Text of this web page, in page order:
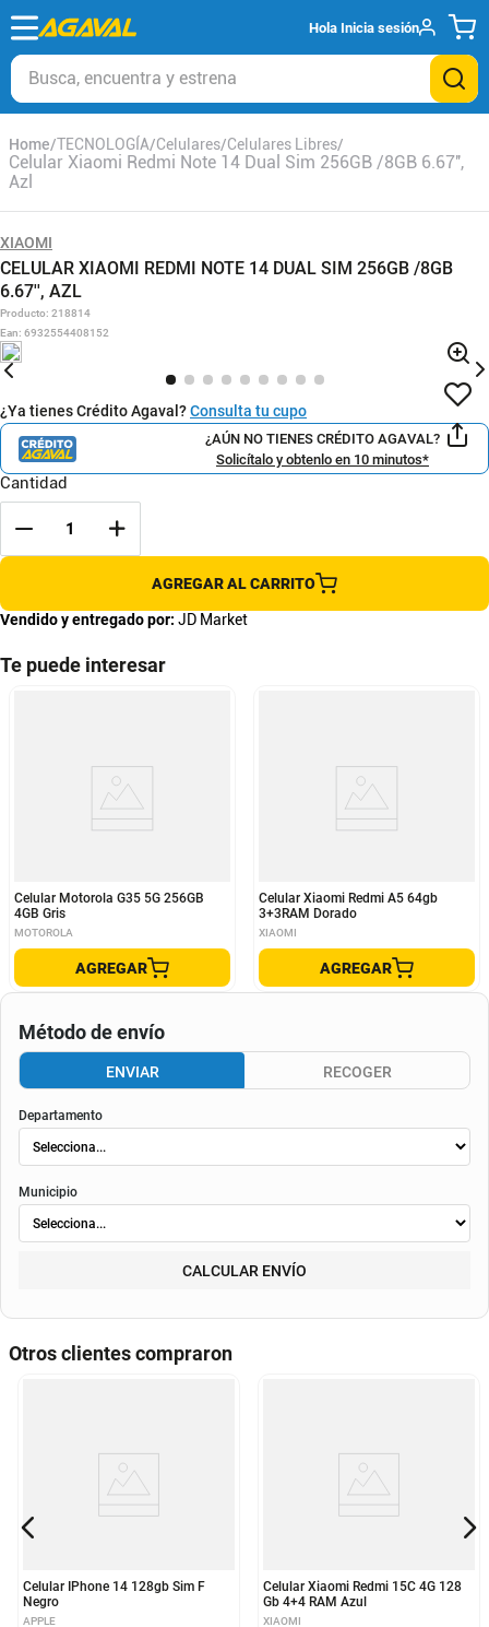
Hola Inicia sesión
Busca, encuentra y estrena
TECNOLOGÍA Celulares Celulares Libres
Celular Xiaomi Redmi Note 14 Dual Sim 256GB /8GB 6.67'',
Azl
XIAOMI
CELULAR XIAOMI REDMI NOTE 14 DUAL SIM 256GB /8GB
6.67'', AZL
Producto: 218814
Ean: 6932554408152
¿Ya tienes Crédito Agaval?Consulta tu cupo
¿AÚN NO TIENES CRÉDITO AGAVAL?
Solicítalo y obtenlo en 10 minutos*
Cantidad
AGREGAR AL CARRITO
Vendido y entregado por: JD Market
Te puede interesar
Celular Motorola G35 5G 256GB
4GB Gris
MOTOROLA
AGREGAR
Celular Xiaomi Redmi A5 64gb
3+3RAM Dorado
XIAOMI
AGREGAR
Método de envío
ENVIAR RECOGER
Departamento
Municipio
CALCULAR ENVÍO
Otros clientes compraron
Celular IPhone 14 128gb Sim F
Negro
APPLE
Celular Xiaomi Redmi 15C 4G 128
Gb 4+4 RAM Azul
XIAOMI